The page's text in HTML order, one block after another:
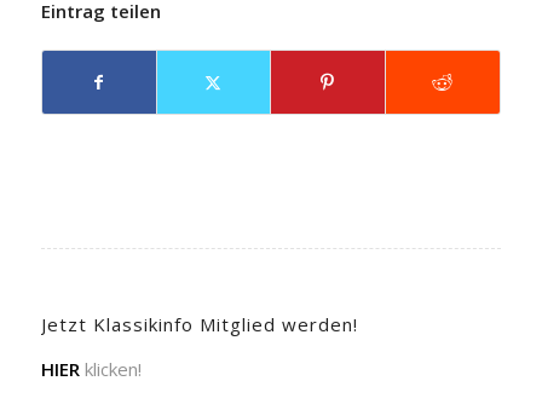
Eintrag teilen
Jetzt Klassikinfo Mitglied werden!
HIER klicken!